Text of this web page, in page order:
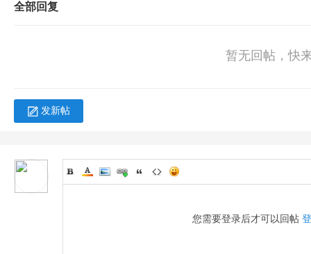
全部回复
暂无回帖，快
发新帖
您需要登录后才可以回帖